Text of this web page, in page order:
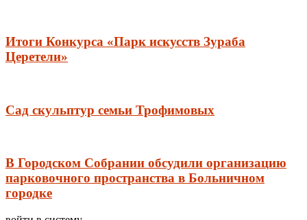
Итоги Конкурса «Парк искусств Зураба
Церетели»
Сад скульптур семьи Трофимовых
В Городском Собрании обсудили организацию
парковочного пространства в Больничном
городке